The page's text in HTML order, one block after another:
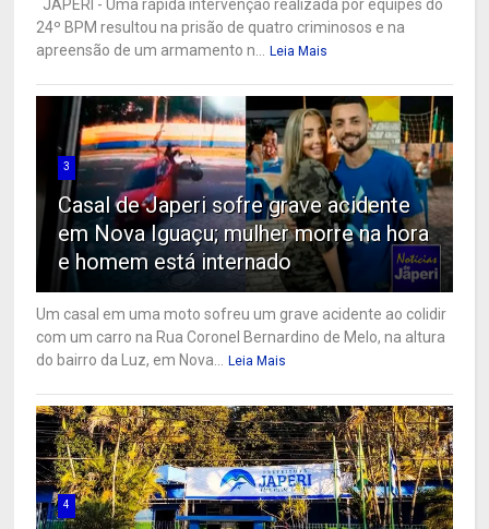
JAPERI - Uma rápida intervenção realizada por equipes do
24º BPM resultou na prisão de quatro criminosos e na
apreensão de um armamento n... Leia Mais
3
Casal de Japeri sofre grave acidente
em Nova Iguaçu; mulher morre na hora
e homem está internado
Um casal em uma moto sofreu um grave acidente ao colidir
com um carro na Rua Coronel Bernardino de Melo, na altura
do bairro da Luz, em Nova... Leia Mais
4